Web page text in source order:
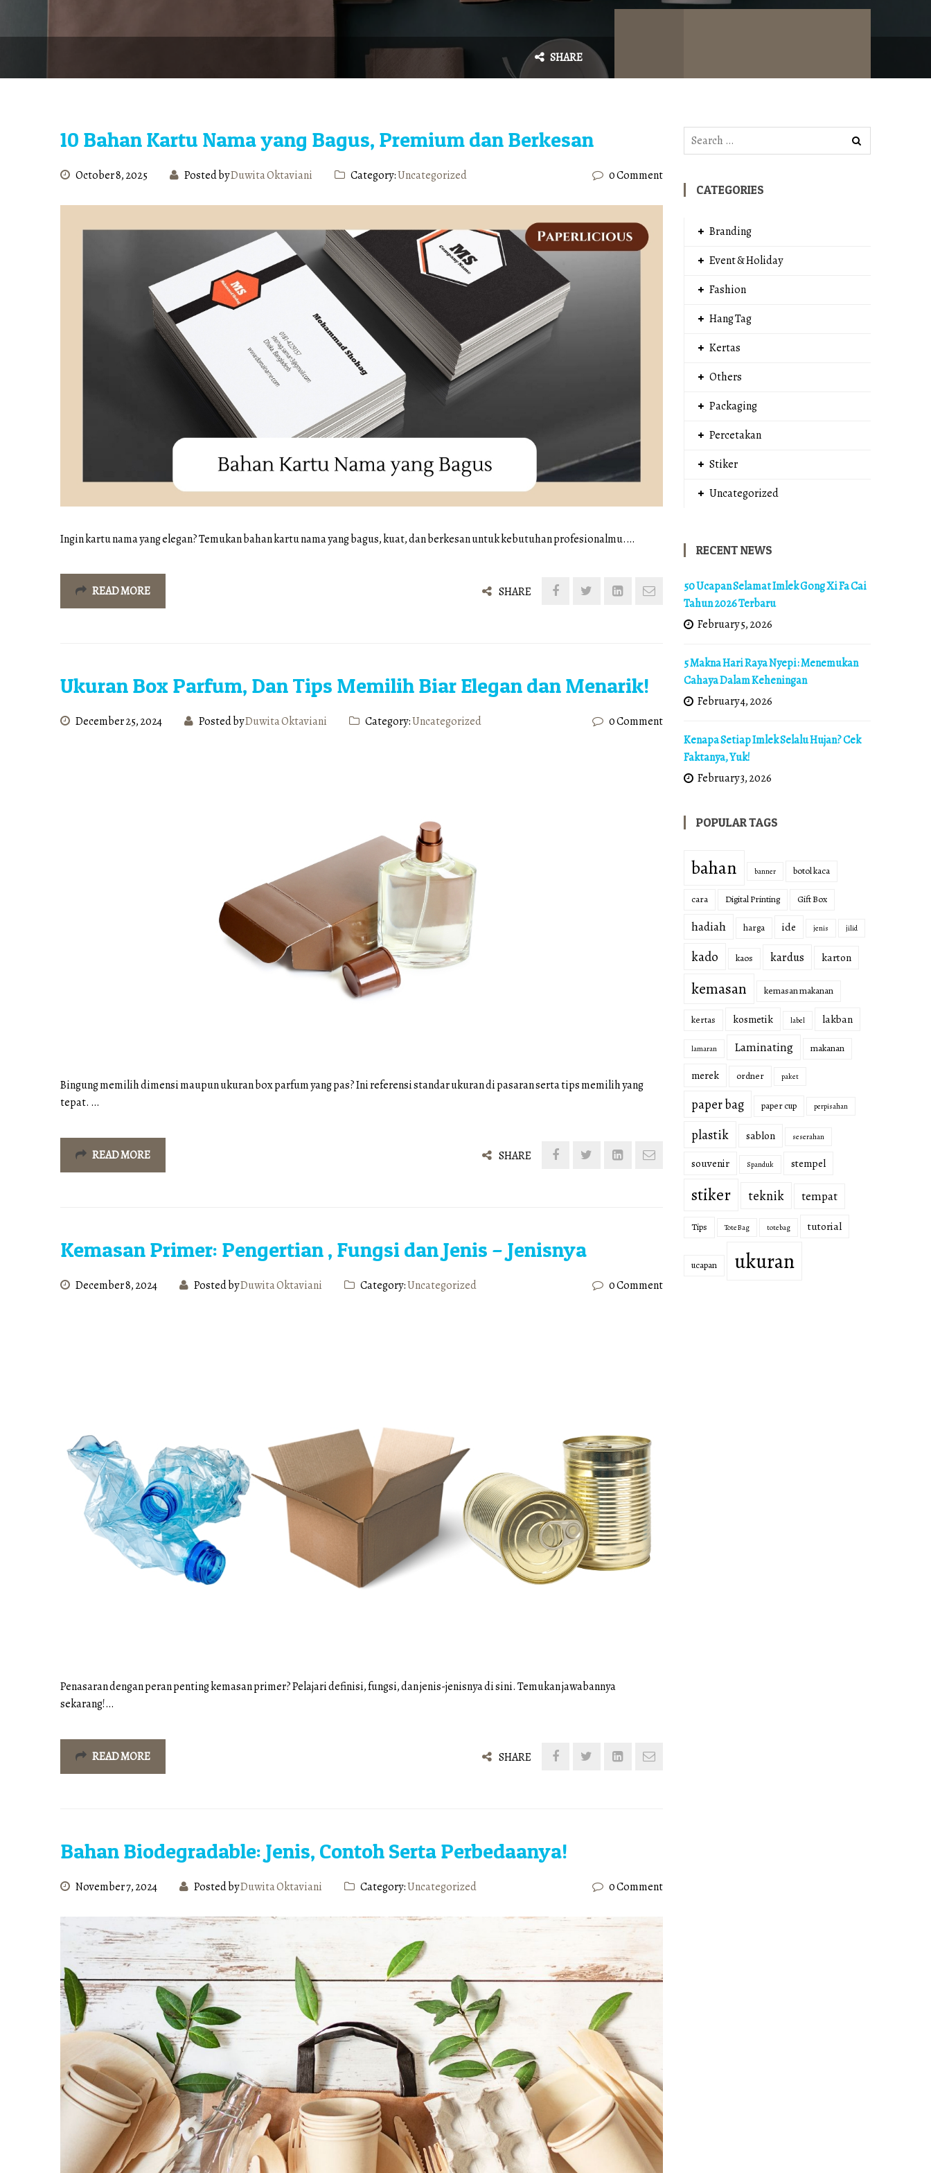
SHARE
10 Bahan Kartu Nama yang Bagus, Premium dan Berkesan
October 8, 2025 Posted byDuwita Oktaviani Category:Uncategorized 0 Comment
Ingin kartu nama yang elegan? Temukan bahan kartu nama yang bagus, kuat, dan berkesan untuk kebutuhan profesionalmu.…
READ MORE SHARE
Ukuran Box Parfum, Dan Tips Memilih Biar Elegan dan Menarik!
December 25, 2024 Posted byDuwita Oktaviani Category:Uncategorized 0 Comment
Bingung memilih dimensi maupun ukuran box parfum yang pas? Ini referensi standar ukuran di pasaran serta tips memilih yang
tepat. …
READ MORE SHARE
Kemasan Primer: Pengertian , Fungsi dan Jenis – Jenisnya
December 8, 2024 Posted byDuwita Oktaviani Category:Uncategorized 0 Comment
Penasaran dengan peran penting kemasan primer? Pelajari definisi, fungsi, dan jenis-jenisnya di sini. Temukan jawabannya
sekarang!…
READ MORE SHARE
Bahan Biodegradable: Jenis, Contoh Serta Perbedaanya!
November 7, 2024 Posted byDuwita Oktaviani Category:Uncategorized 0 Comment
Search
for:
CATEGORIES
Branding
Event & Holiday
Fashion
Hang Tag
Kertas
Others
Packaging
Percetakan
Stiker
Uncategorized
RECENT NEWS
50 Ucapan Selamat Imlek Gong Xi Fa Cai
Tahun 2026 Terbaru
February 5, 2026
5 Makna Hari Raya Nyepi: Menemukan
Cahaya Dalam Keheningan
February 4, 2026
Kenapa Setiap Imlek Selalu Hujan? Cek
Faktanya, Yuk!
February 3, 2026
POPULAR TAGS
bahan banner botol kaca
cara Digital Printing Gift Box
hadiah harga ide jenis jilid
kado kaos kardus karton
kemasan kemasan makanan
kertas kosmetik label lakban
lamaran Laminating makanan
merek ordner paket
paper bag paper cup perpisahan
plastik sablon seserahan
souvenir Spanduk stempel
stiker teknik tempat
Tips Tote Bag totebag tutorial
ucapan ukuran